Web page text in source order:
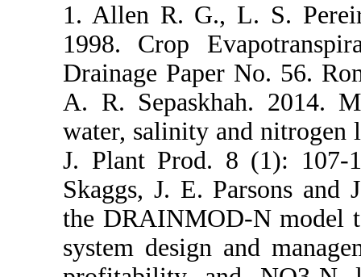
1. Allen
1998.
Drainage
A. R.
water,
J. Plant
Skaggs, J.
the
system